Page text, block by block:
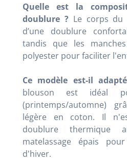
Quelle est la
doublure ?Le corps du
d’une doublure
tandis que les
polyester pour faciliter
Ce modèle est-il
blouson est idéal
(printemps/automne)
légère en coton. Il
doublure thermique
matelassage épais
d'hiver.